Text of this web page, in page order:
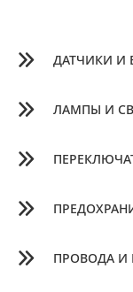
ДАТЧИКИ И
ЛАМПЫ И
ПРОВОДА И